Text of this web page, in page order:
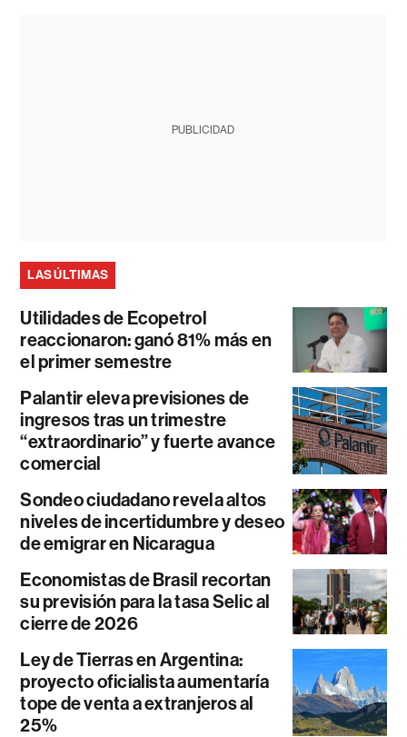
PUBLICIDAD
LAS ÚLTIMAS
Utilidades de Ecopetrol
reaccionaron: ganó 81% más en
el primer semestre
Palantir eleva previsiones de
ingresos tras un trimestre
“extraordinario” y fuerte avance
comercial
Sondeo ciudadano revela altos
niveles de incertidumbre y deseo
de emigrar en Nicaragua
Economistas de Brasil recortan
su previsión para la tasa Selic al
cierre de 2026
Ley de Tierras en Argentina:
proyecto oficialista aumentaría
tope de venta a extranjeros al
25%